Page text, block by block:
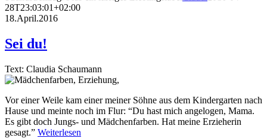
28T23:03:01+02:00
18.April.2016
Sei du!
Text: Claudia Schaumann
Vor einer Weile kam einer meiner Söhne aus dem Kindergarten nach
Hause und meinte noch im Flur: “Du hast mich angelogen, Mama.
Es gibt doch Jungs- und Mädchenfarben. Hat meine Erzieherin
gesagt.” Weiterlesen